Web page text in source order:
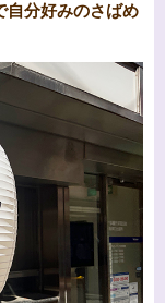
自分好みのさばめ